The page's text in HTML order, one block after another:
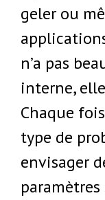
geler ou
n’a pas
interne,
Chaque
type de
envisager
paramètres